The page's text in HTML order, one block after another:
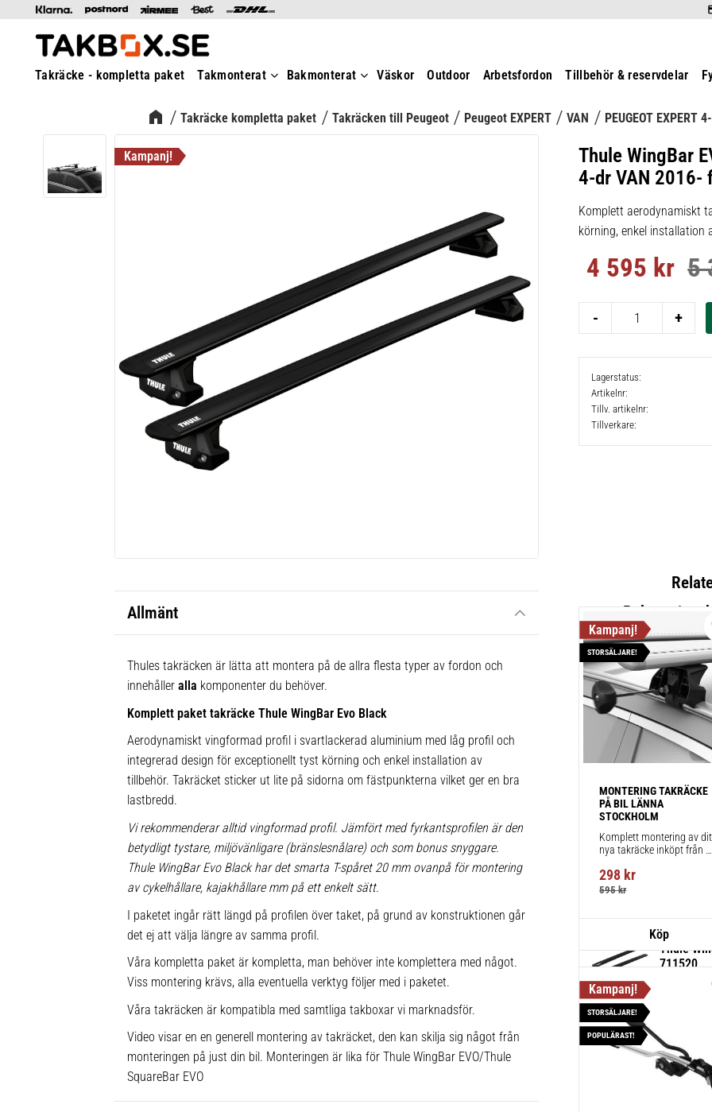
Takräcke - kompletta paket Takmonterat Bakmonterat Väskor Outdoor Arbetsfordon Tillbehör & reservdelar
Takräcke kompletta paket Takräcken till Peugeot Peugeot EXPERT VAN PEUGEOT EXPERT
Thule WingBar
4-dr VAN 2016-
Komplett aerodynamiskt
körning, enkel installation
Nedsatt pris:
4 595 kr 5
+
-
Lagerstatus
Artikelnr
Tillv. artikelnr
Tillverkare
Allmänt
Thules takräcken är lätta att montera på de allra flesta typer av fordon och
innehåller alla komponenter du behöver.
Komplett paket takräcke Thule WingBar Evo Black
Aerodynamiskt vingformad profil i svartlackerad aluminium med låg profil och
integrerad design för exceptionellt tyst körning och enkel installation av
tillbehör. Takräcket sticker ut lite på sidorna om fästpunkterna vilket ger en bra
lastbredd.
Vi rekommenderar alltid vingformad profil. Jämfört med fyrkantsprofilen är den
betydligt tystare, miljövänligare (bränslesnålare) och som bonus snyggare.
Thule WingBar Evo Black har det smarta T-spåret 20 mm ovanpå för montering
av cykelhållare, kajakhållare mm på ett enkelt sätt.
I paketet ingår rätt längd på profilen över taket, på grund av konstruktionen går
det ej att välja längre av samma profil.
Våra kompletta paket är kompletta, man behöver inte komplettera med något.
Viss montering krävs, alla eventuella verktyg följer med i paketet.
Våra takräcken är kompatibla med samtliga takboxar vi marknadsför.
Video visar en en generell montering av takräcket, den kan skilja sig något från
monteringen på just din bil. Monteringen är lika för Thule WingBar EVO/Thule
SquareBar EVO
Thule
1 st
Thule
takräcke
Thule
711520
körning
MONTERING TAKRÄCKE
PÅ BIL LÄNNA
STOCKHOLM
Komplett montering av
nya takräcke inköpt från
montering på din bil.
298 kr
595kr
STORSÄLJARE!
STORSÄLJARE!
POPULÄRAST!